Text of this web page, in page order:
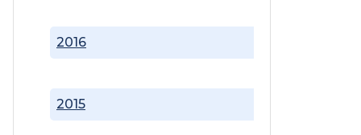
2015
2016